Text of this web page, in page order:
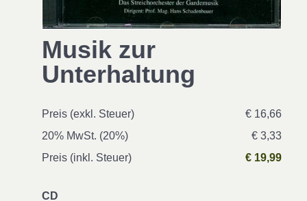
Musik zur
Unterhaltung
Preis (exkl. Steuer)
€ 16,66
20% MwSt. (20%)
€ 3,33
Preis (inkl. Steuer)
€ 19,99
CD